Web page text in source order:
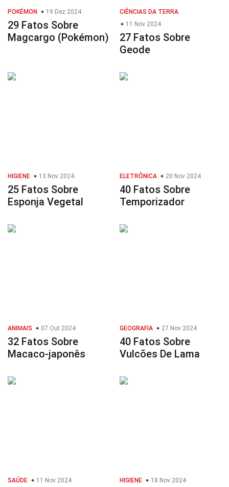
POKÉMON 19 Dez 2024
29 Fatos Sobre
Magcargo (Pokémon)
CIÊNCIAS DA TERRA
11 Nov 2024
27 Fatos Sobre
Geode
HIGIENE 13 Nov 2024
25 Fatos Sobre
Esponja Vegetal
ELETRÔNICA 20 Nov 2024
40 Fatos Sobre
Temporizador
ANIMAIS 07 Out 2024
32 Fatos Sobre
Macaco-japonês
GEOGRAFIA 27 Nov 2024
40 Fatos Sobre
Vulcões De Lama
SAÚDE 11 Nov 2024 HIGIENE 18 Nov 2024